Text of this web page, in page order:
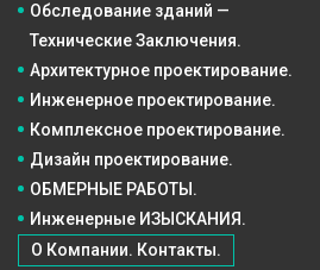
ОБМЕРНЫЕ РАБОТЫ.
Инженерные ИЗЫСКАНИЯ.
О Компании. Контакты.
Обследование зданий —
Технические Заключения.
Архитектурное проектирование.
Инженерное проектирование.
Комплексное проектирование.
Дизайн проектирование.